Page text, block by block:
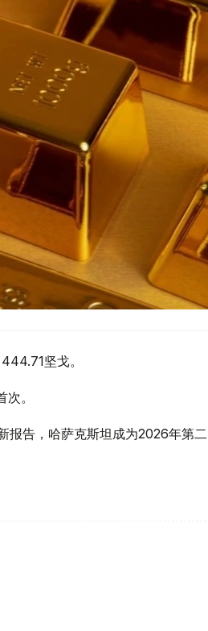
坚戈。
。
报告，哈萨克斯坦成为2026年第二